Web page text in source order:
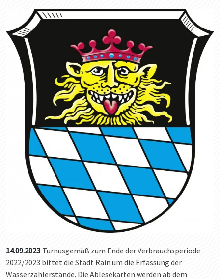
14.09.2023 Turnusgemäß zum Ende der Verbrauchsperiode
2022/2023 bittet die Stadt Rain um die Erfassung der
Wasserzählerstände. Die Ablesekarten werden ab dem